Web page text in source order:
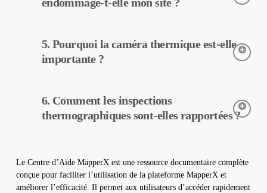
elle peut donc être réalisée sans aucun changement physique
dans votre centrale. Elle n’endommage pas votre site et
5. Pourquoi la caméra thermique est-elle
importante ?
précision les températures des équipements dans les centrales
solaires. Elles aident à la détection précoce des pannes et à
6. Comment les inspections
thermographiques sont-elles rapportées ?
notre logiciel, qui génère un rapport complet. Ces rapports sont
utilisés pour améliorer l’efficacité des centrales solaires et
réduire les coûts d’exploitation.
Le Centre d’Aide MapperX est une ressource documentaire complète
conçue pour faciliter l’utilisation de la plateforme MapperX et
améliorer l’efficacité. Il permet aux utilisateurs d’accéder rapidement